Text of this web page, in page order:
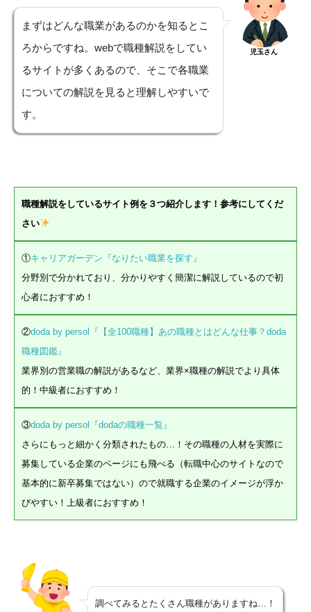
まずはどんな職業があるのかを知るとこ
ろからですね。webで職種解説をしてい
るサイトが多くあるので、そこで各職業
についての解説を見ると理解しやすいで
す。
児玉さん
職種解説をしているサイト例を３つ紹介します！参考にしてくだ
さい
①キャリアガーデン『なりたい職業を探す』
分野別で分かれており、分かりやすく簡潔に解説しているので初
心者におすすめ！
②doda by persol『【全100職種】あの職種とはどんな仕事？doda
職種図鑑』
業界別の営業職の解説があるなど、業界×職種の解説でより具体
的！中級者におすすめ！
③doda by persol『dodaの職種一覧』
さらにもっと細かく分類されたもの…！その職種の人材を実際に
募集している企業のページにも飛べる（転職中心のサイトなので
基本的に新卒募集ではない）ので就職する企業のイメージが浮か
びやすい！上級者におすすめ！
調べてみるとたくさん職種がありますね…！